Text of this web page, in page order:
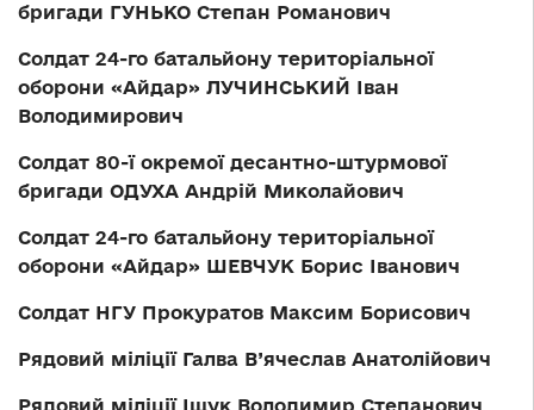
бригади ГУНЬКО Степан Романович
Солдат 24-го батальйону територіальної
оборони «Айдар» ЛУЧИНСЬКИЙ Іван
Володимирович
Солдат 80-ї окремої десантно-штурмової
бригади ОДУХА Андрій Миколайович
Солдат 24-го батальйону територіальної
оборони «Айдар» ШЕВЧУК Борис Іванович
Солдат НГУ Прокуратов Максим Борисович
Рядовий міліції Галва В’ячеслав Анатолійович
Рядовий міліції Іщук Володимир Степанович